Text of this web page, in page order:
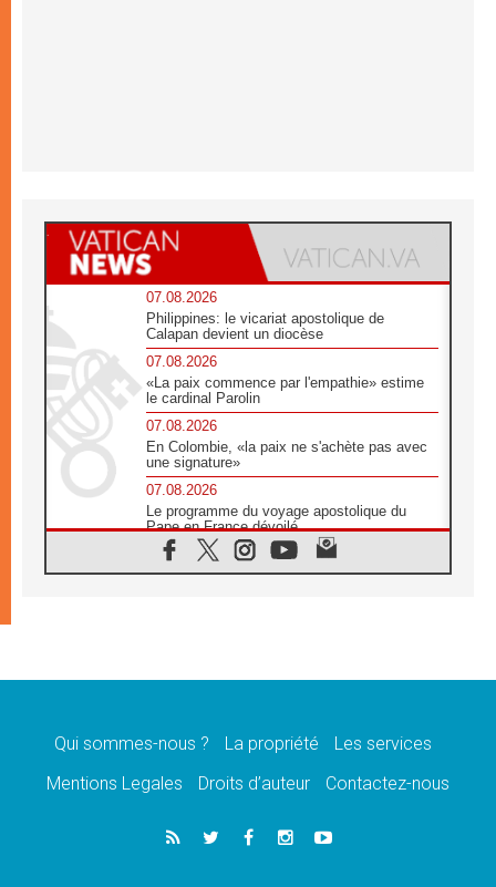
07.08.2026
Philippines: le vicariat apostolique de
Calapan devient un diocèse
07.08.2026
«La paix commence par l'empathie» estime
le cardinal Parolin
07.08.2026
En Colombie, «la paix ne s'achète pas avec
une signature»
07.08.2026
Le programme du voyage apostolique du
Pape en France dévoilé
07.08.2026
1ère Conférence continentale sur l'éducation
07.08.2026
07.08.2026
lancement des «dix jours de prière pour la
06.08.2026
Préparatifs des JMJ 2027 à Séoul: «c'est
Qui sommes-nous ? La propriété
Les services
Mentions Legales
Droits d’auteur Contactez-nous